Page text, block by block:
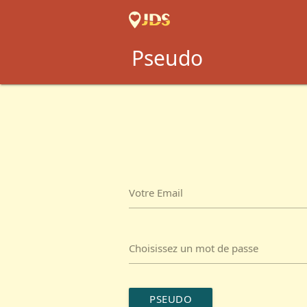
Pseudo
Votre Email
Choisissez un mot de passe
PSEUDO